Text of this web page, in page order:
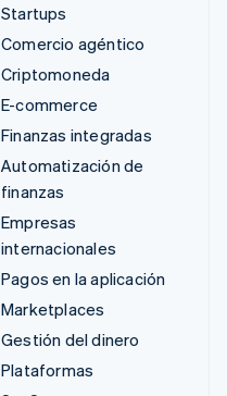
Startups
Comercio agéntico
Criptomoneda
E-commerce
Finanzas integradas
Automatización de
finanzas
Empresas
internacionales
Pagos en la aplicación
Marketplaces
Gestión del dinero
Plataformas